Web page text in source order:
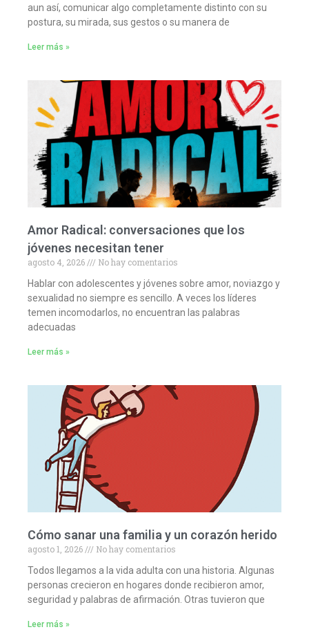
aun así, comunicar algo completamente distinto con su
postura, su mirada, sus gestos o su manera de
Leer más »
Amor Radical: conversaciones que los
jóvenes necesitan tener
agosto 4, 2026
No hay comentarios
Hablar con adolescentes y jóvenes sobre amor, noviazgo y
sexualidad no siempre es sencillo. A veces los líderes
temen incomodarlos, no encuentran las palabras
adecuadas
Leer más »
Cómo sanar una familia y un corazón herido
agosto 1, 2026
No hay comentarios
Todos llegamos a la vida adulta con una historia. Algunas
personas crecieron en hogares donde recibieron amor,
seguridad y palabras de afirmación. Otras tuvieron que
Leer más »